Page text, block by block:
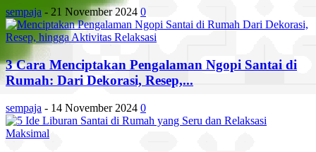
sempaja - 21 November 2024 0
3 Cara Menciptakan Pengalaman Ngopi Santai di
Rumah: Dari Dekorasi, Resep,...
sempaja - 14 November 2024 0